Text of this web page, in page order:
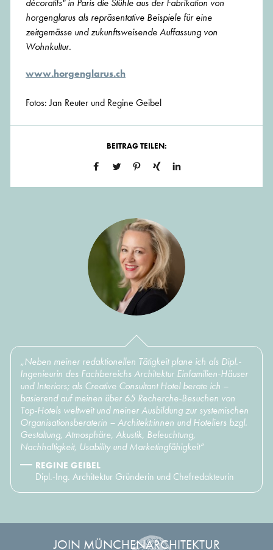
décoratifs" in Paris die Stühle aus der Fabrikation von
horgenglarus als repräsentative Beispiele für eine
zeitgemässe und zukunftsweisende Auffassung von
Wohnkultur.
www.horgenglarus.ch
Fotos: Jan Reuter und Regine Geibel
BEITRAG TEILEN:
„Neben meiner redaktionellen Tätigkeit plane ich als Dipl.-
Ingenieurin des Fachbereichs Architektur Einfamilien-Häuser
und Interiors; als Creative Consultant Hotel berate ich –
basierend auf meinen über 65 Recherche-Besuchen von
Top-Hotels weltweit und meiner Ausbildung zur systemischen
Organisationsberaterin – Architekt:innen und Hoteliers bzgl.
Gestaltung, Atmosphäre, Akustik, Beleuchtung,
Nachhaltigkeit, Usability und Marketingfähigkeit“
REGINE GEIBEL
Dipl.-Ing. Architektur Gründerin und Chefredakteurin
JOIN MÜNCHENARCHITEKTUR